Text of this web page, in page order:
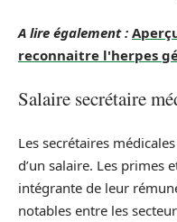
A lire également :
reconnaitre l'herpes
Salaire secrétaire
Les secrétaires
d’un salaire. Les primes
intégrante de leur
notables entre les